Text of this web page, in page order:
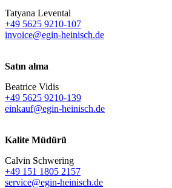
Tatyana Levental
+49 5625 9210-107
invoice@egin-heinisch.de
Satın alma
Beatrice Vidis
+49 5625 9210-139
einkauf@egin-heinisch.de
Kalite Müdürü
Calvin Schwering
+49 151 1805 2157
service@egin-heinisch.de